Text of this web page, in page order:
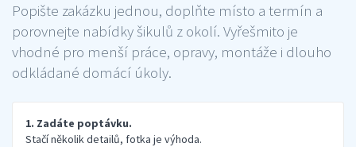
Popište zakázku jednou, doplňte místo a termín a
porovnejte nabídky šikulů z okolí. Vyřešmito je
vhodné pro menší práce, opravy, montáže i dlouho
odkládané domácí úkoly.
1. Zadáte poptávku.
Stačí několik detailů, fotka je výhoda.